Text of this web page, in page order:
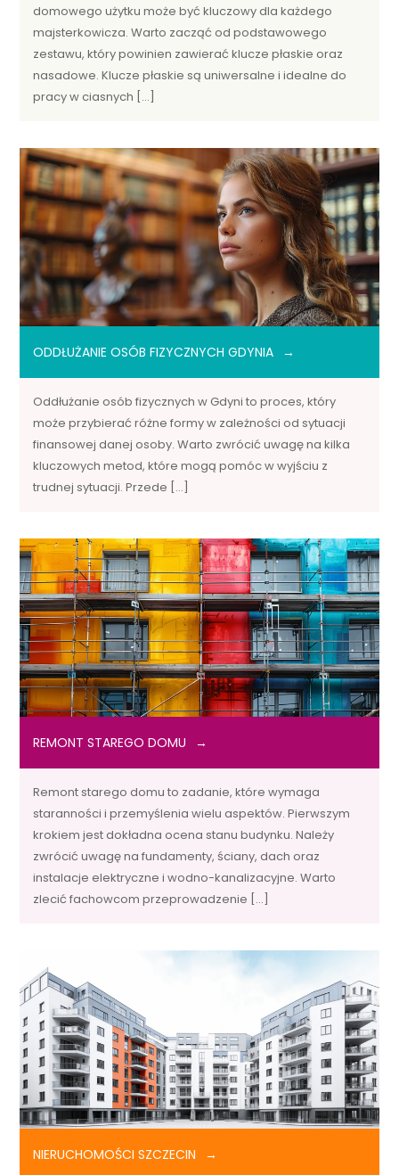
domowego użytku może być kluczowy dla każdego
majsterkowicza. Warto zacząć od podstawowego
zestawu, który powinien zawierać klucze płaskie oraz
nasadowe. Klucze płaskie są uniwersalne i idealne do
pracy w ciasnych […]
ODDŁUŻANIE OSÓB FIZYCZNYCH GDYNIA
Oddłużanie osób fizycznych w Gdyni to proces, który
może przybierać różne formy w zależności od sytuacji
finansowej danej osoby. Warto zwrócić uwagę na kilka
kluczowych metod, które mogą pomóc w wyjściu z
trudnej sytuacji. Przede […]
REMONT STAREGO DOMU
Remont starego domu to zadanie, które wymaga
staranności i przemyślenia wielu aspektów. Pierwszym
krokiem jest dokładna ocena stanu budynku. Należy
zwrócić uwagę na fundamenty, ściany, dach oraz
instalacje elektryczne i wodno-kanalizacyjne. Warto
zlecić fachowcom przeprowadzenie […]
NIERUCHOMOŚCI SZCZECIN